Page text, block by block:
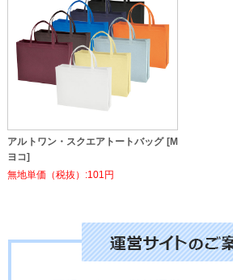
アルトワン・スクエアトートバッグ [M
ヨコ]
無地単価（税抜）:101円